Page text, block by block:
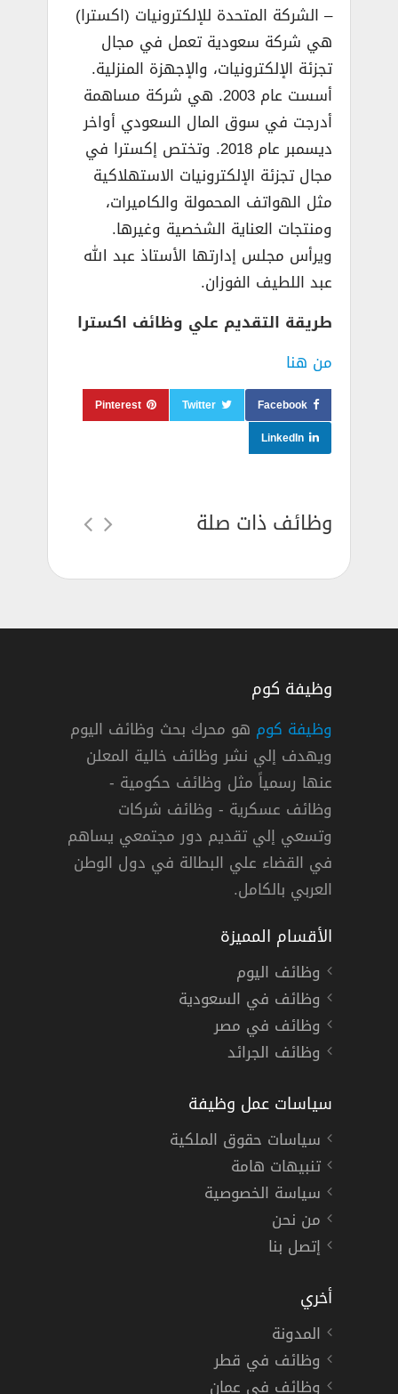
– الشركة المتحدة للإلكترونيات (اكسترا)
هي شركة سعودية تعمل في مجال
تجزئة الإلكترونيات، والإجهزة المنزلية.
أسست عام 2003. هي شركة مساهمة
أدرجت في سوق المال السعودي أواخر
ديسمبر عام 2018. وتختص إكسترا في
مجال تجزئة الإلكترونيات الاستهلاكية
مثل الهواتف المحمولة والكاميرات،
ومنتجات العناية الشخصية وغيرها.
ويرأس مجلس إدارتها الأستاذ عبد الله
عبد اللطيف الفوزان.
طريقة التقديم علي وظائف اكسترا
من هنا
Facebook
Twitter
Pinterest
LinkedIn
وظائف ذات صلة
في عيادات بريدج الطبية بالرياض
دوام كامل
وظيفة كوم
وظيفة كوم هو محرك بحث وظائف اليوم
ويهدف إلي نشر وظائف خالية المعلن
عنها رسمياً مثل وظائف حكومية -
وظائف عسكرية - وظائف شركات
وتسعي إلي تقديم دور مجتمعي يساهم
في القضاء علي البطالة في دول الوطن
العربي بالكامل.
الأقسام المميزة
وظائف اليوم
وظائف في السعودية
وظائف في مصر
وظائف الجرائد
سياسات عمل وظيفة
سياسات حقوق الملكية
تنبيهات هامة
سياسة الخصوصية
من نحن
إتصل بنا
أخري
المدونة
وظائف في قطر
وظائف في عمان